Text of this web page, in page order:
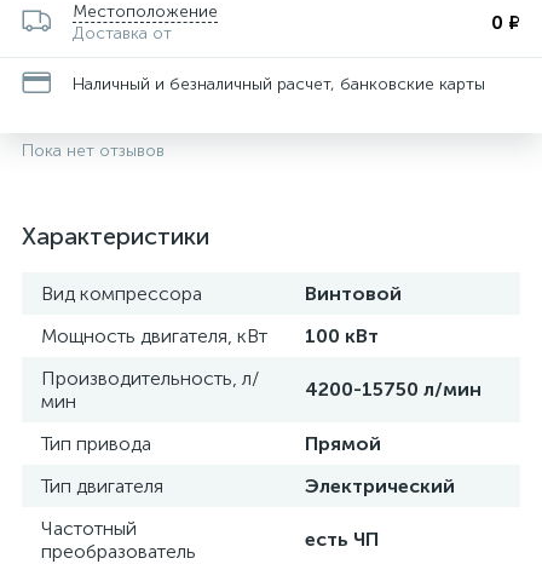
Местоположение
Доставка от
0 ₽
Наличный и безналичный расчет, банковские карты
Пока нет отзывов
Характеристики
Вид компрессора
Винтовой
Мощность двигателя, кВт
100 кВт
Производительность, л/
мин
4200-15750 л/мин
Тип привода
Прямой
Тип двигателя
Электрический
Частотный
преобразователь
есть ЧП